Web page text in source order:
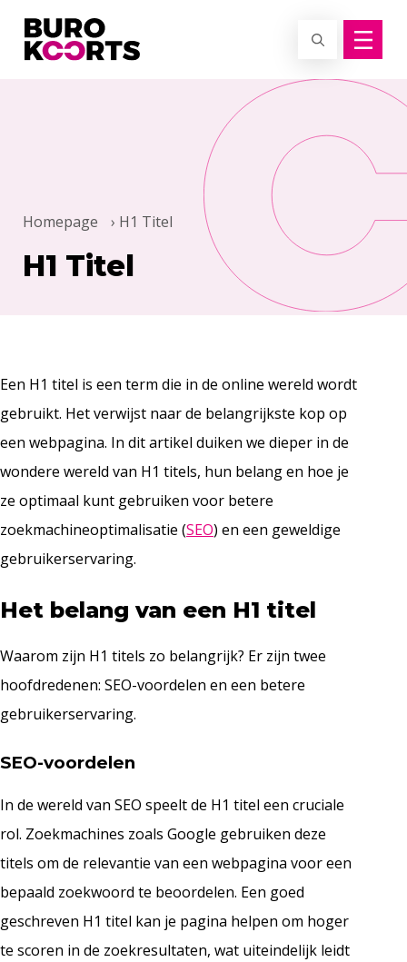
Terug naar home
Homepage › H1 Titel
H1 Titel
Een H1 titel is een term die in de online wereld wordt
gebruikt. Het verwijst naar de belangrijkste kop op
een webpagina. In dit artikel duiken we dieper in de
wondere wereld van H1 titels, hun belang en hoe je
ze optimaal kunt gebruiken voor betere
zoekmachineoptimalisatie (SEO) en een geweldige
gebruikerservaring.
Het belang van een H1 titel
Waarom zijn H1 titels zo belangrijk? Er zijn twee
hoofdredenen: SEO-voordelen en een betere
gebruikerservaring.
SEO-voordelen
In de wereld van SEO speelt de H1 titel een cruciale
rol. Zoekmachines zoals Google gebruiken deze
titels om de relevantie van een webpagina voor een
bepaald zoekwoord te beoordelen. Een goed
geschreven H1 titel kan je pagina helpen om hoger
te scoren in de zoekresultaten, wat uiteindelijk leidt